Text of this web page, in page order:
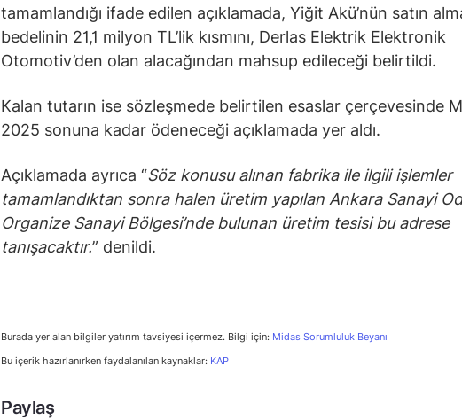
tamamlandığı ifade edilen açıklamada, Yiğit Akü’nün satın
bedelinin 21,1 milyon TL’lik kısmını, Derlas Elektrik Elektronik
Otomotiv’den olan alacağından mahsup edileceği belirtildi.
Kalan tutarın ise sözleşmede belirtilen esaslar çerçevesinde
2025 sonuna kadar ödeneceği açıklamada yer aldı.
Açıklamada ayrıca “Söz konusu alınan fabrika ile ilgili işlemler
tamamlandıktan sonra halen üretim yapılan Ankara Sanayi
Organize Sanayi Bölgesi’nde bulunan üretim tesisi bu adrese
tanışacaktır.” denildi.
Burada yer alan bilgiler yatırım tavsiyesi içermez. Bilgi için: Midas Sorumluluk Beyanı
Bu içerik hazırlanırken faydalanılan kaynaklar: KAP
Paylaş